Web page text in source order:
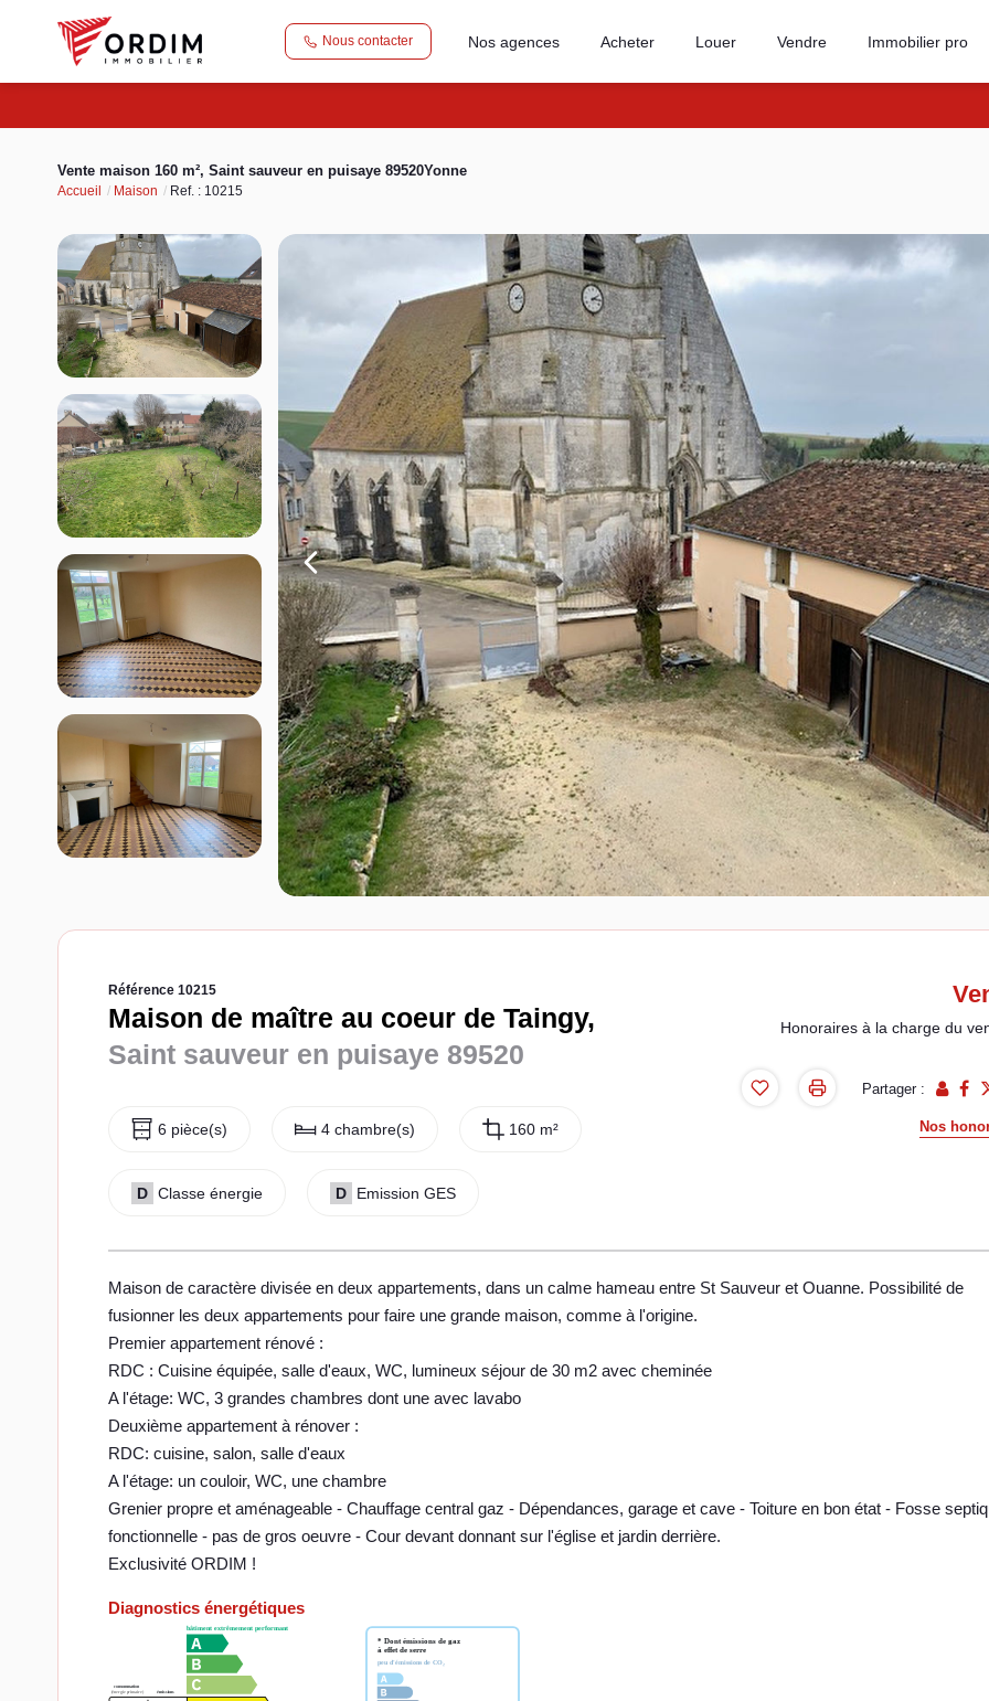
Nous contacter Nos agences Acheter Louer Vendre Immobilier pro
Vente maison 160 m², Saint sauveur en puisaye 89520Yonne
Accueil Maison Ref. : 10215
Référence 10215
Maison de maître au coeur de Taingy,
Saint sauveur en puisaye 89520
6 pièce(s) 4 chambre(s) 160 m²
D Classe énergie D Emission GES
Honoraires à la charge du
Partager :
Nos
Maison de caractère divisée en deux appartements, dans un calme hameau entre St Sauveur et Ouanne. Possibilité de
fusionner les deux appartements pour faire une grande maison, comme à l'origine.
Premier appartement rénové :
RDC : Cuisine équipée, salle d'eaux, WC, lumineux séjour de 30 m2 avec cheminée
A l'étage: WC, 3 grandes chambres dont une avec lavabo
Deuxième appartement à rénover :
RDC: cuisine, salon, salle d'eaux
A l'étage: un couloir, WC, une chambre
Grenier propre et aménageable - Chauffage central gaz - Dépendances, garage et cave - Toiture en bon état - Fosse
fonctionnelle - pas de gros oeuvre - Cour devant donnant sur l'église et jardin derrière.
Exclusivité ORDIM !
Diagnostics énergétiques